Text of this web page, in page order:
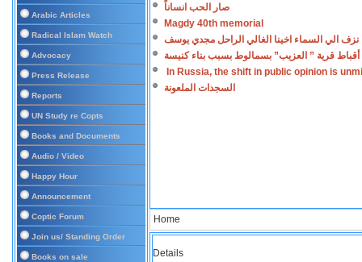
Arabic Articles
Radical Islam Watch
Advocacy
Press Release
Reports
UN Study re Copts
Books and Documents
Audio / Video
Happy Hour
Announcement
Coptic Forum
Join us/ Standing Order
Books on sale
صار الحب انساناً
Magdy 40th memorial
نزف الي السماء اخينا الغالي الراحل مجدي يوسف
أقباط قرية ” العزيب” بسمالوط بسبب بناء كنيسة
In Russia, the shift in public opinion is
السجدات الملعونة
Home
Details